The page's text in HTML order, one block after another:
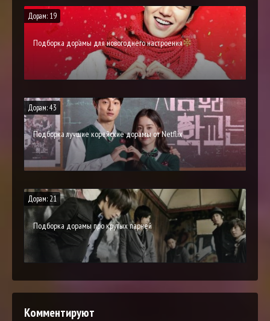
Дорам: 19
Подборка дорамы для новогоднего настроения
Дорам: 43
Подборка лучшие корейские дорамы от Netflix
Дорам: 21
Подборка дорамы про крутых парней
Комментируют